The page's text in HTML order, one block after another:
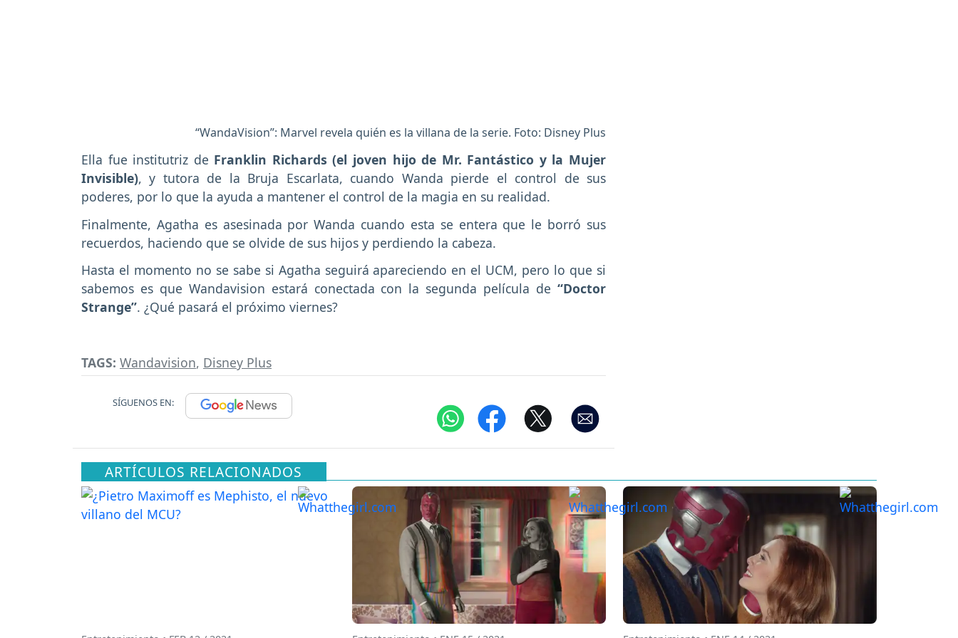
“WandaVision”: Marvel revela quién es la villana de la serie. Foto: Disney Plus
Ella fue institutriz de Franklin Richards (el joven hijo de Mr. Fantástico y la Mujer
Invisible), y tutora de la Bruja Escarlata, cuando Wanda pierde el control de sus
poderes, por lo que la ayuda a mantener el control de la magia en su realidad.
Finalmente, Agatha es asesinada por Wanda cuando esta se entera que le borró sus
recuerdos, haciendo que se olvide de sus hijos y perdiendo la cabeza.
Hasta el momento no se sabe si Agatha seguirá apareciendo en el UCM, pero lo que si
sabemos es que Wandavision estará conectada con la segunda película de “Doctor
Strange”. ¿Qué pasará el próximo viernes?
TAGS: Wandavision, Disney Plus
SÍGUENOS EN:
ARTÍCULOS RELACIONADOS